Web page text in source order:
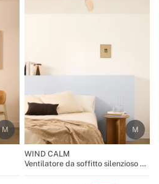
WIND CALM
Ventilatore da soffitto silenzioso da